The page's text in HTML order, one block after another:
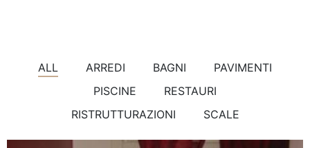
ALL ARREDI BAGNI
PAVIMENTI
PISCINE
RESTAURI
RISTRUTTURAZIONI
SCALE